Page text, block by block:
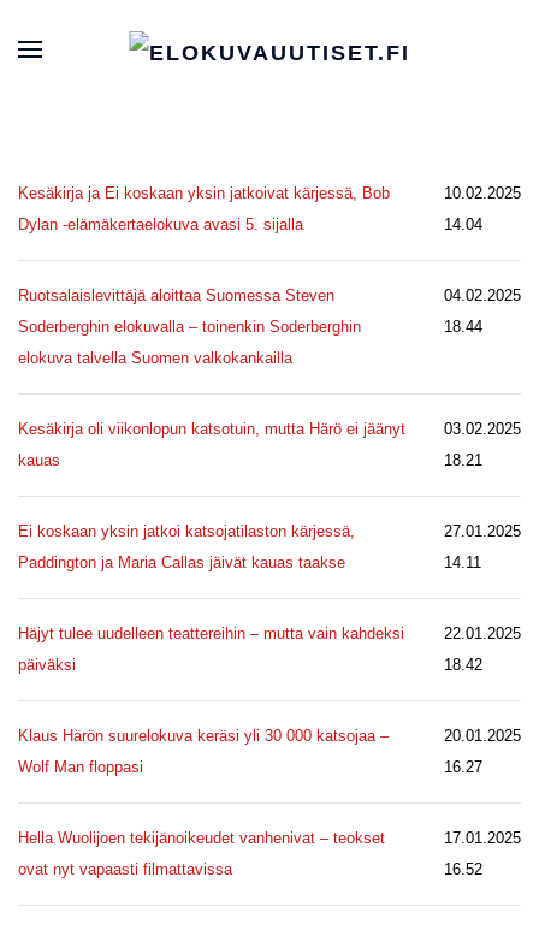
Kesäkirja ja Ei koskaan yksin jatkoivat kärjessä, Bob
Dylan -elämäkertaelokuva avasi 5. sijalla
10.02.2025
14.04
Ruotsalaislevittäjä aloittaa Suomessa Steven
Soderberghin elokuvalla – toinenkin Soderberghin
elokuva talvella Suomen valkokankailla
04.02.2025
18.44
Kesäkirja oli viikonlopun katsotuin, mutta Härö ei jäänyt
kauas
03.02.2025
18.21
Ei koskaan yksin jatkoi katsojatilaston kärjessä,
Paddington ja Maria Callas jäivät kauas taakse
27.01.2025
14.11
Häjyt tulee uudelleen teattereihin – mutta vain kahdeksi
päiväksi
22.01.2025
18.42
Klaus Härön suurelokuva keräsi yli 30 000 katsojaa –
Wolf Man floppasi
20.01.2025
16.27
Hella Wuolijoen tekijänoikeudet vanhenivat – teokset
ovat nyt vapaasti filmattavissa
17.01.2025
16.52